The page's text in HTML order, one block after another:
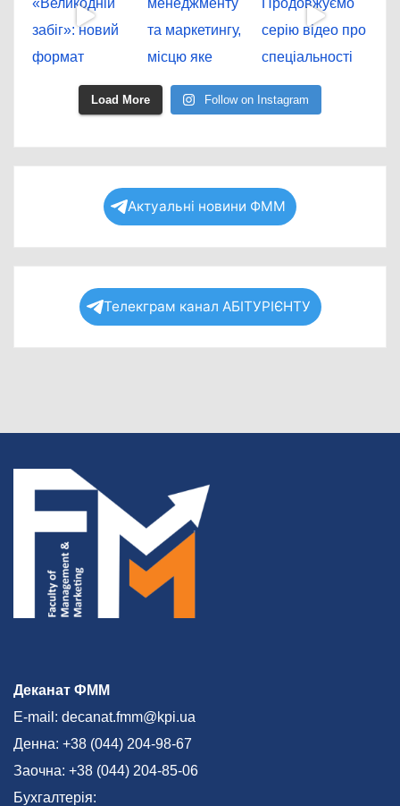
Load More Follow on Instagram
Актуальні новини ФММ
Телекграм канал АБІТУРІЄНТУ
Деканат ФММ
E-mail: decanat.fmm@kpi.ua
Денна: +38 (044) 204-98-67
Заочна: +38 (044) 204-85-06
Бухгалтерія: